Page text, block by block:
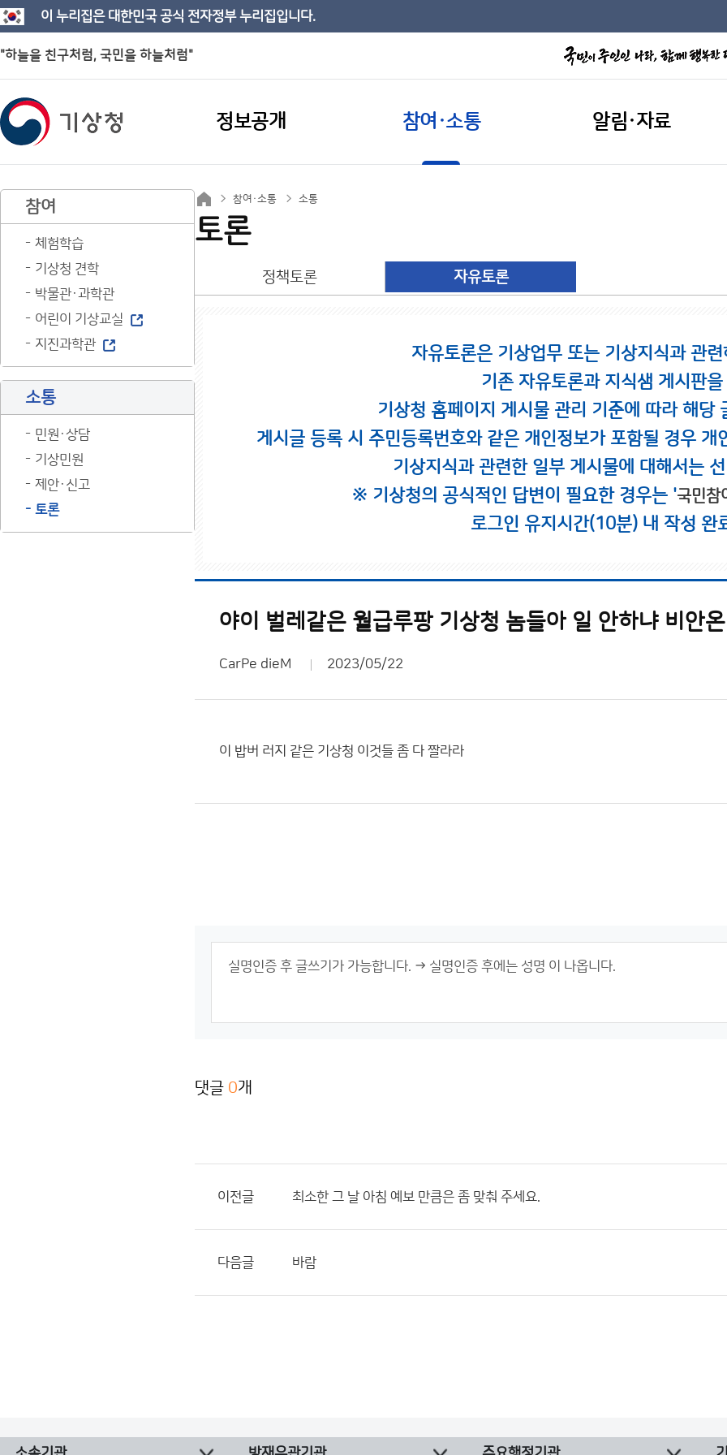
이 누리집은 대한민국 공식 전자정부 누리집입니다.
"하늘을 친구처럼, 국민을 하늘처럼"
정보공개 참여·소통 알림·자료
참여
체험학습
기상청 견학
박물관·과학관
어린이 기상교실
지진과학관
소통
민원·상담
기상민원
제안·신고
토론
참여·소통 소통
토론
정책토론 자유토론
자유토론은 기상업무 또는 기상지식과 관
기존 자유토론과 지식샘 게시판
기상청 홈페이지 게시물 관리 기준에 따라 해당
게시글 등록 시 주민등록번호와 같은 개인정보가 포함될 경우
기상지식과 관련한 일부 게시물에 대해서는
※ 기상청의 공식적인 답변이 필요한 경우는 '국민참
로그인 유지시간(10분) 내 작성 완
야이 벌레같은 월급루팡 기상청 놈들아 일 안하냐 비안
CarPe dieM 2023/05/22
이 밥버 러지 같은 기상청 이것들 좀 다 짤라라
댓글 0개
이전글 최소한 그 날 아침 예보 만큼은 좀 맞춰 주세요.
다음글 바람